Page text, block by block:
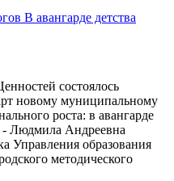
В авангарде детства
состоялось
новому муниципальному
роста: в авангарде
- Людмила Андреевна
Управления образования
методического